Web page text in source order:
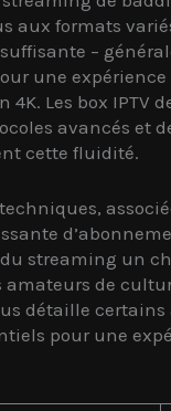
aux formats
–
une expérience
4K. Les box IPTV
avancés et
cette fluidité.
streaming un
amateurs de
détaille certains
pour une